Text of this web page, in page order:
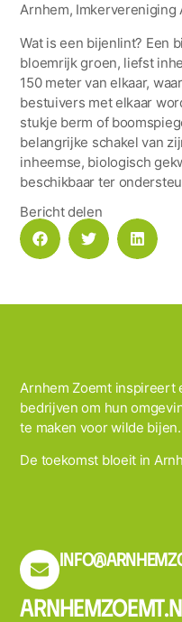
Arnhem, Imkervereniging
Wat is een bijenlint? Een
bloemrijk groen, liefst
150 meter van elkaar,
bestuivers met elkaar
stukje berm of
belangrijke schakel van
inheemse, biologisch
beschikbaar ter
Bericht delen
Arnhem Zoemt inspireert
bedrijven om hun
te maken voor wilde bijen.
De toekomst bloeit in